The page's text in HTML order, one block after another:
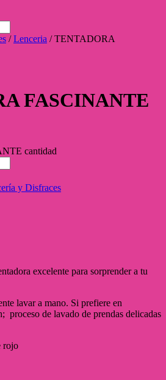
/Lenceria / TENTADORA
FASCINANTE
cantidad
y Disfraces
excelente para sorprender a tu
lavar a mano. Si prefiere en
proceso de lavado de prendas delicadas
rojo